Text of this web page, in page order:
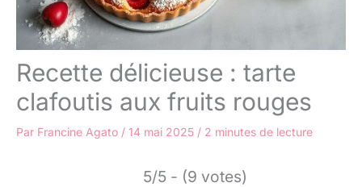
Recette délicieuse : tarte
clafoutis aux fruits rouges
Par Francine Agato / 14 mai 2025 / 2 minutes de lecture
5/5 - (9 votes)